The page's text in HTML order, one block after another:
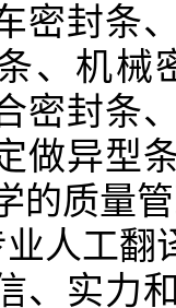
密封条
、机械
密封条
做异型
的质量
人工翻
、实力